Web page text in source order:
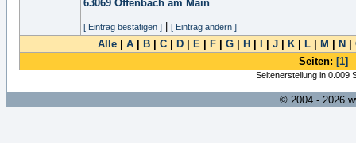
63069 Offenbach am Main
[ Eintrag bestätigen ] [ Eintrag ändern ]
Alle A B C D E F G H J K L M N
Seiten: [1]
Seitenerstellung in 0.009
© 2004 - 2026